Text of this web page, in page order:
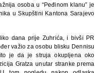
osoba u “Peđinom klanu” je
u Skupštini Kantona Sarajevo
dana prije Zuhrića, i bivši PR
važio za osobu blisku Dennisu
je da je struja okupljena oko
Gratza unutar stranke prema